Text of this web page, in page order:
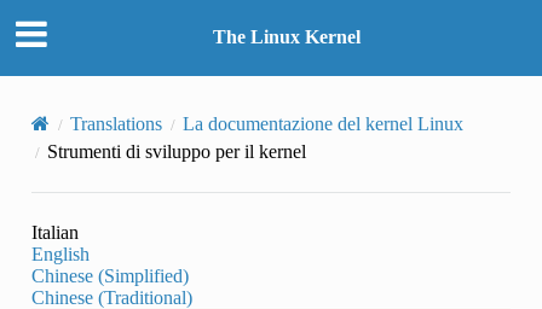
The Linux Kernel
Translations
La documentazione del kernel Linux
Strumenti di sviluppo per il kernel
Italian
English
Chinese (Simplified)
Chinese (Traditional)